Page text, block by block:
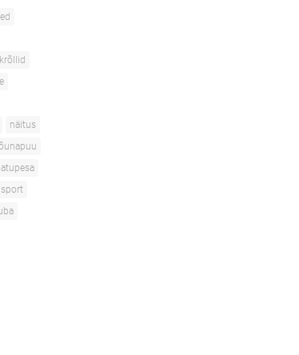
krõllid
näitus
sport